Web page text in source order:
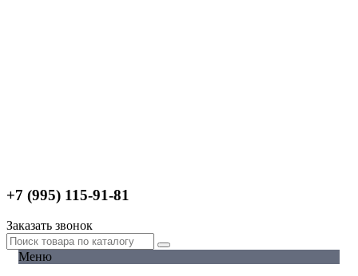
+7 (995) 115-91-81
Заказать звонок
Меню